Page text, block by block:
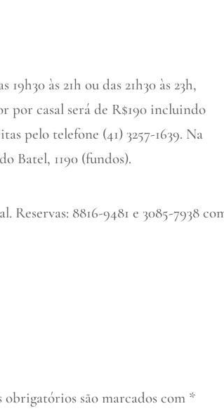
às 21h ou das 21h30 às 23h,
por casal será de R$190 incluindo
pelo telefone (41) 3257-1639. Na
Batel, 1190 (fundos).
Reservas: 8816-9481 e 3085-7938
obrigatórios são marcados com *